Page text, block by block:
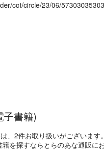
cot/circle/23/06/
子書籍)
、2件お取り扱いがございます
を探すならとらのあな通販に